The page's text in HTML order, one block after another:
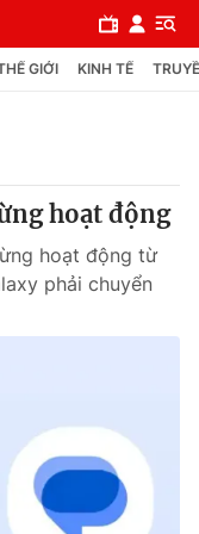
GIỚI KINH TẾ
hoạt động
hoạt động từ
phải chuyển